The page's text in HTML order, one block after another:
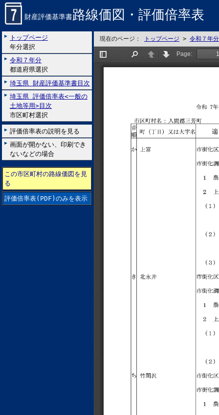
財産評価基準書路線価図・評価倍率表
トップページ
年分選択
令和７年分
都道府県選択
埼玉県 財産評価基準書目次
埼玉県 評価倍率表<一般の
土地等用>目次
市区町村選択
評価倍率表の説明を見る
画面が開かない、印刷でき
ないなどの場合
この市区町村の路線価図を見
る
評価倍率表(PDF)のみを表示
現在のページ： トップページ > 令和７年分